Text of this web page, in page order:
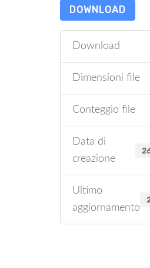
DOWNLOAD
Download
Dimensioni file
Conteggio file
Data di
creazione
Ultimo
aggiornamento